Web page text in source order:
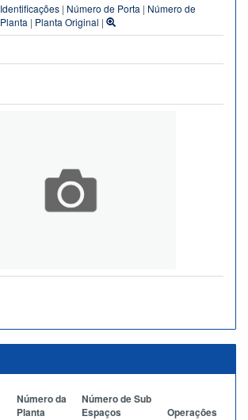
Identificações | Número de Porta | Número de
Planta | Planta Original |
Número da
Planta
Número de Sub
Espaços
Operações